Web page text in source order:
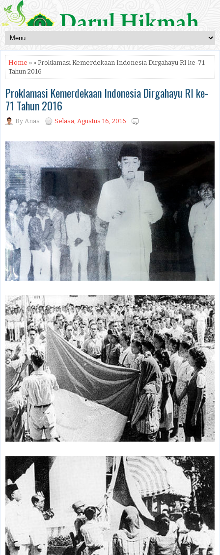
Home » » Proklamasi Kemerdekaan Indonesia Dirgahayu RI ke-71
Tahun 2016
Proklamasi Kemerdekaan Indonesia Dirgahayu RI ke-
71 Tahun 2016
By Anas Selasa, Agustus 16, 2016